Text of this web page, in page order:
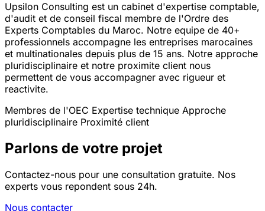
Upsilon Consulting est un cabinet d'expertise comptable,
d'audit et de conseil fiscal membre de l'Ordre des
Experts Comptables du Maroc. Notre equipe de 40+
professionnels accompagne les entreprises marocaines
et multinationales depuis plus de 15 ans. Notre approche
pluridisciplinaire et notre proximite client nous
permettent de vous accompagner avec rigueur et
reactivite.
Membres de l'OEC Expertise technique Approche
pluridisciplinaire Proximité client
Parlons de votre projet
Contactez-nous pour une consultation gratuite. Nos
experts vous repondent sous 24h.
Nous contacter